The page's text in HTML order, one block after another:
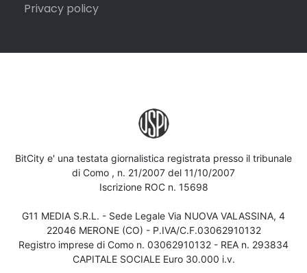
Privacy policy
BitCity e' una testata giornalistica registrata presso il tribunale
di Como , n. 21/2007 del 11/10/2007
Iscrizione ROC n. 15698
G11 MEDIA S.R.L. - Sede Legale Via NUOVA VALASSINA, 4
22046 MERONE (CO) - P.IVA/C.F.03062910132
Registro imprese di Como n. 03062910132 - REA n. 293834
CAPITALE SOCIALE Euro 30.000 i.v.